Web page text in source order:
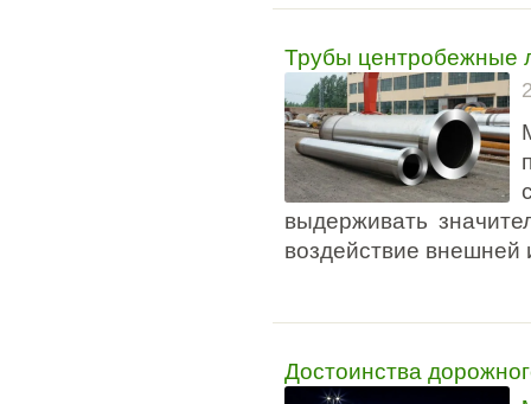
Трубы центробежные
выдерживать
воздействие внешней
Достоинства